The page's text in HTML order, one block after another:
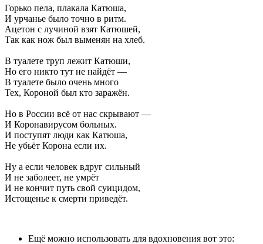
Горько пела, плакала Катюша,
И урчанье было точно в ритм.
Ацетон с лучиной взят Катюшей,
Так как нож был выменян на хлеб.
В туалете труп лежит Катюши,
Но его никто тут не найдёт —
В туалете было очень много
Тех, Короной был кто заражён.
Но в России всё от нас скрывают —
И Коронавирусом больных.
И поступят люди как Катюша,
Не убьёт Корона если их.
Ну а если человек вдруг сильный
И не заболеет, не умрёт
И не кончит путь свой суицидом,
Истощенье к смерти приведёт.
Ещё можно использовать для вдохновения вот это: